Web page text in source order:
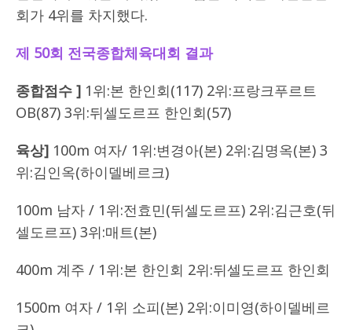
회가 4위를 차지했다.
제 50회 전국종합체육대회 결과
종합점수 ] 1위:본 한인회(117) 2위:프랑크푸르트
OB(87) 3위:뒤셀도르프 한인회(57)
육상] 100m 여자/ 1위:변경아(본) 2위:김명옥(본) 3
위:김인옥(하이델베르크)
100m 남자 / 1위:전효민(뒤셀도르프) 2위:김근호(뒤
셀도르프) 3위:매트(본)
400m 계주 / 1위:본 한인회 2위:뒤셀도르프 한인회
1500m 여자 / 1위 소피(본) 2위:이미영(하이델베르